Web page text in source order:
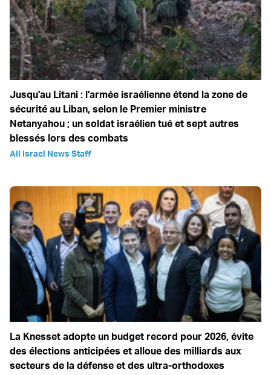
Jusqu'au Litani : l'armée israélienne étend la zone de
sécurité au Liban, selon le Premier ministre
Netanyahou ; un soldat israélien tué et sept autres
blessés lors des combats
All Israel News Staff
La Knesset adopte un budget record pour 2026, évite
des élections anticipées et alloue des milliards aux
secteurs de la défense et des ultra-orthodoxes